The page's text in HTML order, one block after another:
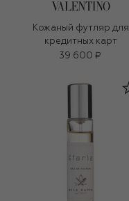
Кожаный футляр для
кредитных карт
39 600 ₽